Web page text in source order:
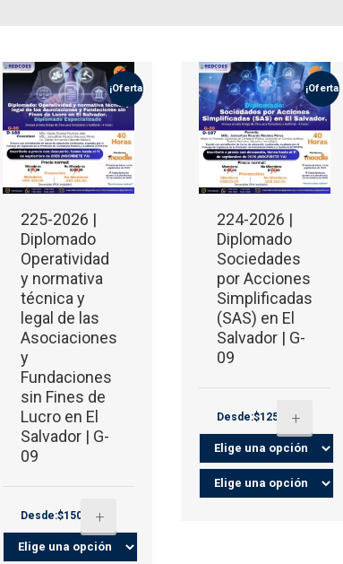
¡Oferta!
225-2026 |
Diplomado
Operatividad
y normativa
técnica y
legal de las
Asociaciones
y
Fundaciones
sin Fines de
Lucro en El
Salvador | G-
09
Desde:$150.00+
¡Oferta!
224-2026 |
Diplomado
Sociedades
por Acciones
Simplificadas
(SAS) en El
Salvador | G-
09
Desde:$125.00+